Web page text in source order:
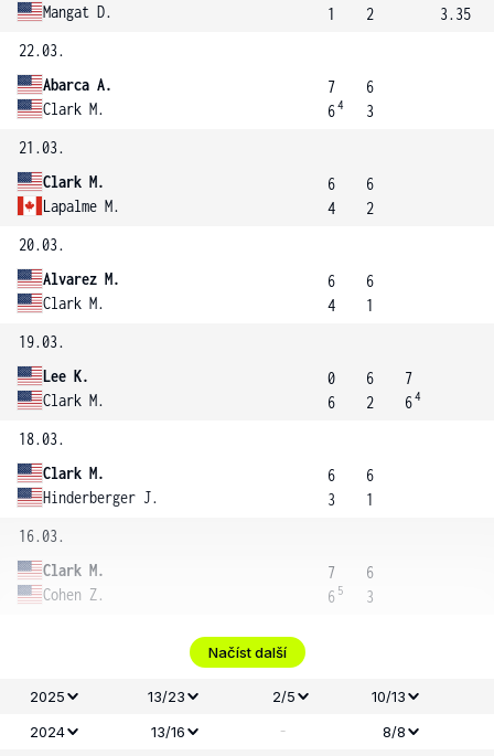
Mangat D.
1
2
3.35
22.03.
Abarca A.
Clark M.
7
64
6
3
21.03.
Clark M.
Lapalme M.
6
4
6
2
20.03.
Alvarez M.
Clark M.
6
4
6
1
19.03.
Lee K.
Clark M.
0
6
6
2
7
64
18.03.
Clark M.
Hinderberger J.
6
3
6
1
16.03.
Clark M.
Cohen Z.
7
6 5
6
3
Načíst další
2025 13/23 2/5
10/13
2024
13/16 -
8/8